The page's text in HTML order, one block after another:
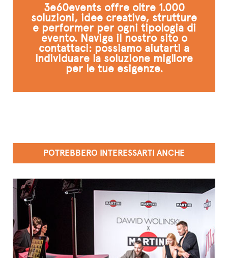
3e60events offre oltre 1.000
soluzioni, idee creative, strutture
e performer per ogni tipologia di
evento. Naviga il nostro sito o
contattaci: possiamo aiutarti a
individuare la soluzione migliore
per le tue esigenze.
POTREBBERO INTERESSARTI ANCHE